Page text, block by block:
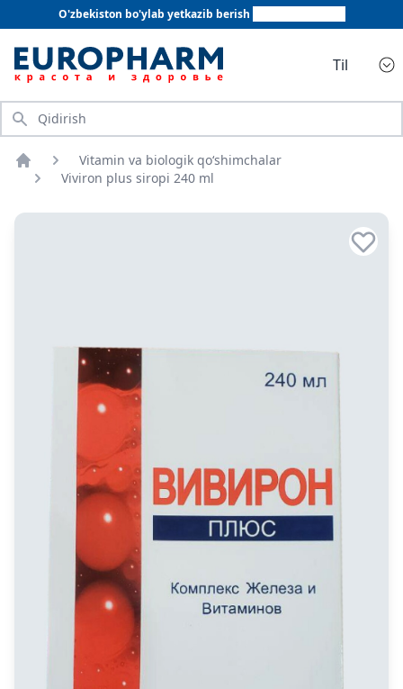
O'zbekiston bo'ylab yetkazib berish
Til
Qidirish
Bosh sahifa
Vitamin va biologik qo‘shimchalar
Viviron plus siropi 240 ml